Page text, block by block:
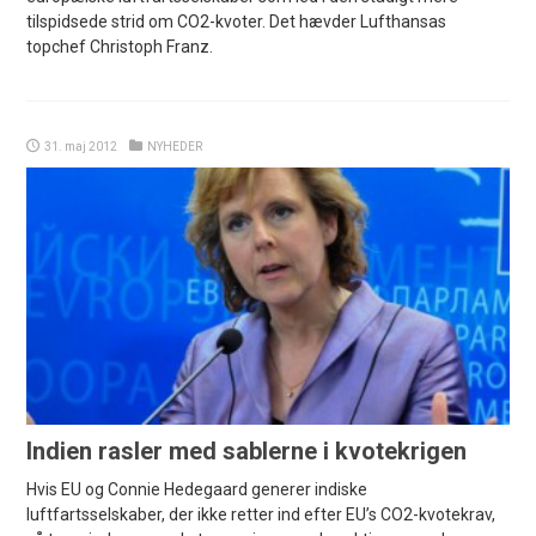
tilspidsede strid om CO2-kvoter. Det hævder Lufthansas
topchef Christoph Franz.
31. maj 2012 NYHEDER
Indien rasler med sablerne i kvotekrigen
Hvis EU og Connie Hedegaard generer indiske
luftfartsselskaber, der ikke retter ind efter EU’s CO2-kvotekrav,